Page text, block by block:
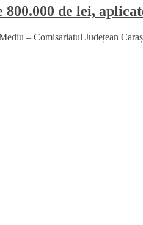
800.000 de lei,
– Comisariatul Județean